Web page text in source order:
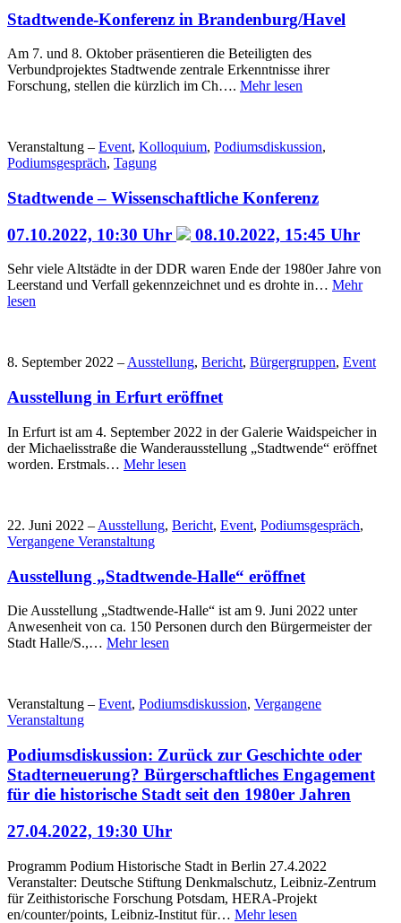
Stadtwende-Konferenz in Brandenburg/Havel
Am 7. und 8. Oktober präsentieren die Beteiligten des
Verbundprojektes Stadtwende zentrale Erkenntnisse ihrer
Forschung, stellen die kürzlich im Ch…. Mehr lesen
Veranstaltung – Event, Kolloquium, Podiumsdiskussion,
Podiumsgespräch, Tagung
Stadtwende – Wissenschaftliche Konferenz
07.10.2022, 10:30 Uhr
08.10.2022, 15:45 Uhr
Sehr viele Altstädte in der DDR waren Ende der 1980er Jahre von
Leerstand und Verfall gekennzeichnet und es drohte in… Mehr
lesen
8. September 2022 –Ausstellung, Bericht, Bürgergruppen, Event
Ausstellung in Erfurt eröffnet
In Erfurt ist am 4. September 2022 in der Galerie Waidspeicher in
der Michaelisstraße die Wanderausstellung „Stadtwende“ eröffnet
worden. Erstmals… Mehr lesen
22. Juni 2022 – Ausstellung, Bericht, Event, Podiumsgespräch,
Vergangene Veranstaltung
Ausstellung „Stadtwende-Halle“ eröffnet
Die Ausstellung „Stadtwende-Halle“ ist am 9. Juni 2022 unter
Anwesenheit von ca. 150 Personen durch den Bürgermeister der
Stadt Halle/S.,… Mehr lesen
Veranstaltung – Event, Podiumsdiskussion, Vergangene
Veranstaltung
Podiumsdiskussion: Zurück zur Geschichte oder
Stadterneuerung? Bürgerschaftliches Engagement
für die historische Stadt seit den 1980er Jahren
27.04.2022, 19:30 Uhr
Programm Podium Historische Stadt in Berlin 27.4.2022
Veranstalter: Deutsche Stiftung Denkmalschutz, Leibniz-Zentrum
für Zeithistorische Forschung Potsdam, HERA-Projekt
en/counter/points, Leibniz-Institut für… Mehr lesen